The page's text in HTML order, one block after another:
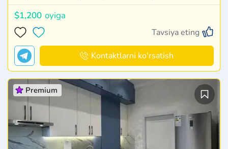
$1,200 oyiga
Tavsiya eting
Kontaktlarni ko'rsatish
Premium